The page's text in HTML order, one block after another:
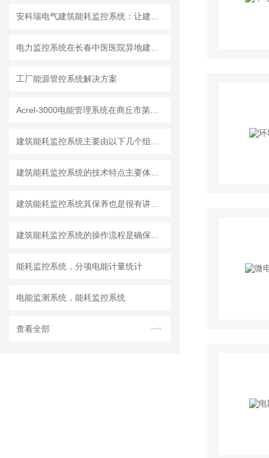
工厂能源管控系统解决方案
能耗监控系统，分项电能计量统计
电能监测系统，能耗监控系统
查看全部